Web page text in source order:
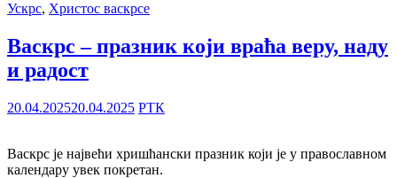
Ускрс, Христос васкрсе
Васкрс – празник који враћа веру, наду
и радост
20.04.202520.04.2025 РТК
Васкрс је највећи хришћански празник који је у православном
календару увек покретан.